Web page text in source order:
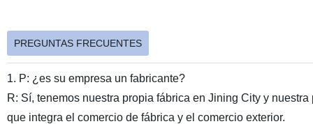
PREGUNTAS FRECUENTES
1. P: ¿es su empresa un fabricante?
R: Sí, tenemos nuestra propia fábrica en Jining City y
que integra el comercio de fábrica y el comercio exterior.